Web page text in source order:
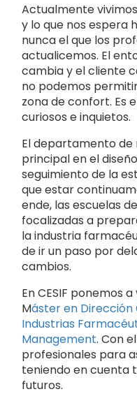
Actualmente
y lo que nos espera
nunca el que los
actualicemos. El
cambia y el cliente
no podemos
zona de confort. Es
curiosos e inquietos.
El departamento
principal en el
seguimiento de la
que estar
ende, las escuelas
focalizadas a
la industria
de ir un paso por
cambios.
En CESIF ponemos
Máster en
Industrias
Management. Con
profesionales para
teniendo en cuenta
futuros.